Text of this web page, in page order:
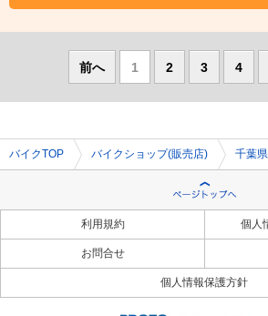
前へ 1 2 3 4
バイクTOP バイクショップ(販売店) 千葉県
利用規約 個人
お問合せ
個人情報保護方針